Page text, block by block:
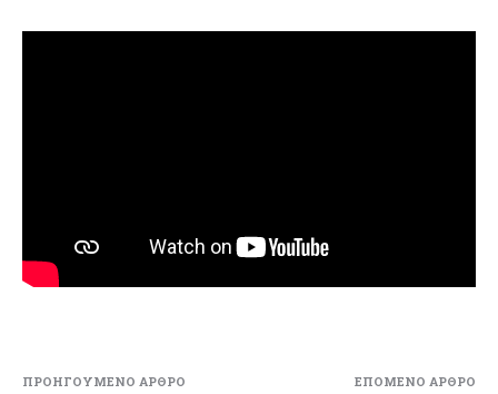
ΠΡΟΗΓΟΎΜΕΝΟ ΆΡΘΡΟ ΕΠΌΜΕΝΟ ΆΡΘΡΟ